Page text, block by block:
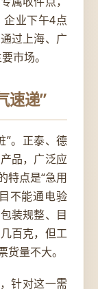
业下午4点
过上海、广
市场。
速递”
”。正泰、德
品，广泛应
特点是“急用
不能通电验
装规整、目
百克，但工
量不大。
针对这一需